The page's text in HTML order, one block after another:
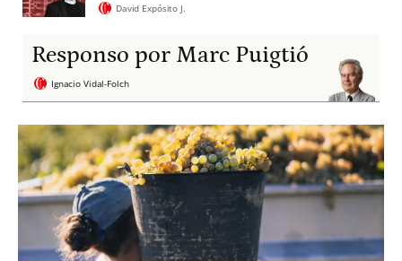
David Expósito J.
Responso por Marc Puigtió
Ignacio Vidal-Folch